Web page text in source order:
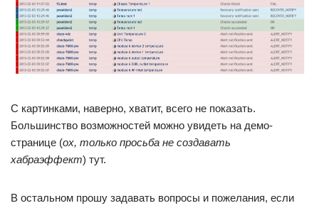
С картинками, наверно, хватит, всего не показать.
Большинство возможностей можно увидеть на демо-
странице (ох, только просьба не создавать
хабраэффект) тут.
В остальном прошу задавать вопросы и пожелания, если